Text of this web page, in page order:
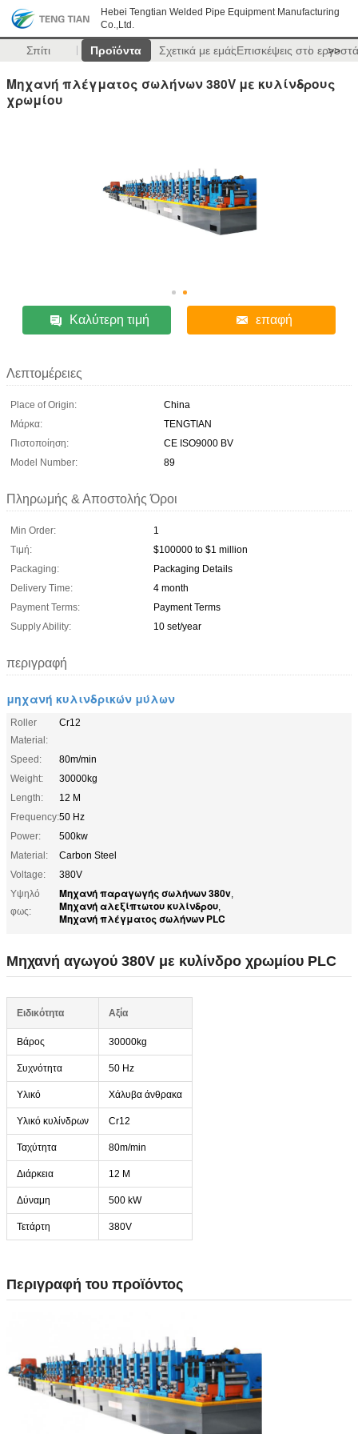
Hebei Tengtian Welded Pipe Equipment Manufacturing
Co.,Ltd.
Σπίτι Προϊόντα Σχετικά με εμάςΕπισκέψεις στο >>
Μηχανή πλέγματος σωλήνων 380V με κυλίνδρους
χρωμίου
Καλύτερη τιμή επαφή
Λεπτομέρειες
Place of Origin:
China
Μάρκα:
TENGTIAN
Πιστοποίηση:
CE ISO9000 BV
Model Number:
89
Πληρωμής & Αποστολής Όροι
Min Order:
1
Τιμή:
$100000 to $1 million
Packaging:
Packaging Details
Delivery Time:
4 month
Payment Terms:
Payment Terms
Supply Ability:
10 set/year
περιγραφή
μηχανή κυλινδρικών μύλων
Roller
Material:
Cr12
Speed:
80m/min
Weight:
30000kg
Length:
12 M
Frequency:50 Hz
Power:
500kw
Material:
Carbon Steel
Voltage:
380V
Υψηλό
φως:
Μηχανή παραγωγής σωλήνων 380v,
Μηχανή αλεξίπτωτου κυλίνδρου,
Μηχανή πλέγματος σωλήνων PLC
Μηχανή αγωγού 380V με κυλίνδρο χρωμίου PLC
Ειδικότητα Αξία
Βάρος 30000kg
Συχνότητα 50 Hz
Υλικό Χάλυβα άνθρακα
Υλικό κυλίνδρων Cr12
Ταχύτητα 80m/min
Διάρκεια 12 M
Δύναμη 500 kW
Τετάρτη 380V
Περιγραφή του προϊόντος